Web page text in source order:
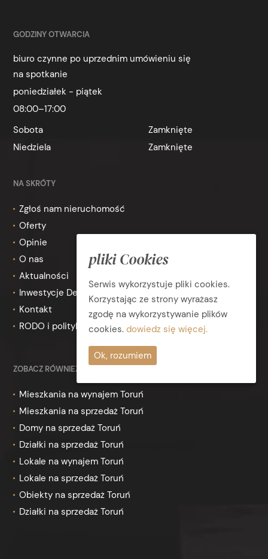
GODZINY OTWARCIA
biuro czynne po uprzednim umówieniu się
na spotkanie
poniedziałek - piątek
08:00–17:00
Sobota
Zamknięte
Niedziela
Zamknięte
NA SKRÓTY
Zgłoś nam nieruchomość
Oferty
Opinie
O nas
Aktualności
Inwestycje Deweloperskie
Kontakt
RODO i polityka prywatności
ZOBACZ RÓWNIEŻ
Mieszkania na wynajem Toruń
Mieszkania na sprzedaż Toruń
Domy na sprzedaż Toruń
Działki na sprzedaż Toruń
Lokale na wynajem Toruń
Lokale na sprzedaż Toruń
Obiekty na sprzedaż Toruń
Działki na sprzedaż Toruń
pliki Cookies
Serwis wykorzystuje pliki cookies.
Korzystając ze strony wyrażasz
zgodę na wykorzystywanie plików
cookies. dowiedz się więcej.
Ok, rozumiem